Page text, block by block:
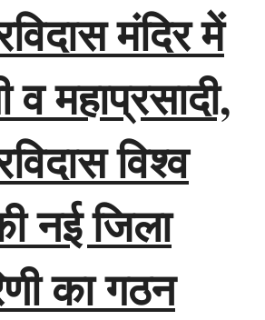
मंदिर में
महाप्रसादी,
विश्व
नई जिला
का गठन